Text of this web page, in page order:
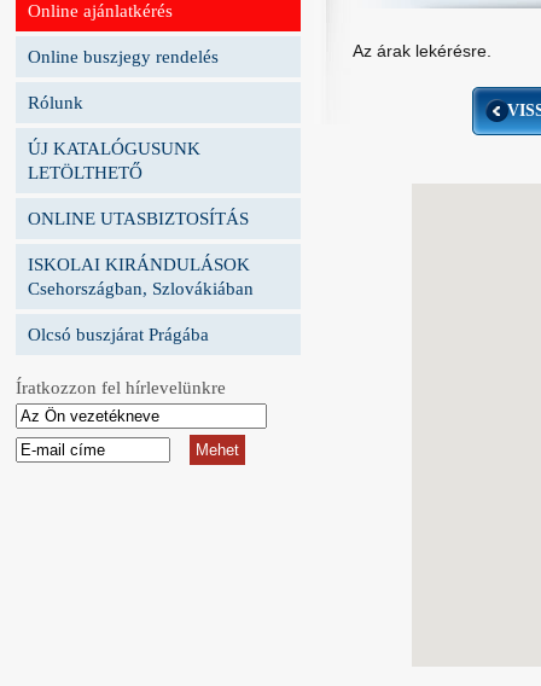
Online ajánlatkérés
Online buszjegy rendelés
Rólunk
ÚJ KATALÓGUSUNK
LETÖLTHETŐ
ONLINE UTASBIZTOSÍTÁS
ISKOLAI KIRÁNDULÁSOK
Csehországban, Szlovákiában
Olcsó buszjárat Prágába
Íratkozzon fel hírlevelünkre
Az árak lekérésre.